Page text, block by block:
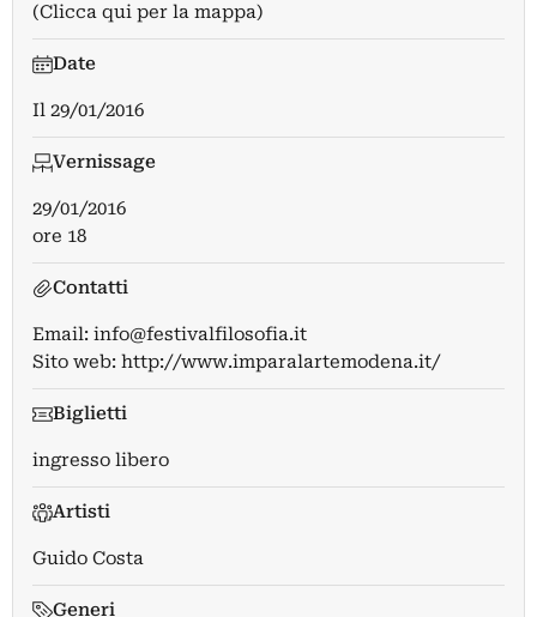
(Clicca qui per la mappa)
Date
Il 29/01/2016
Vernissage
29/01/2016
ore 18
Contatti
Email: info@festivalfilosofia.it
Sito web: http://www.imparalartemodena.it/
Biglietti
ingresso libero
Artisti
Guido Costa
Generi